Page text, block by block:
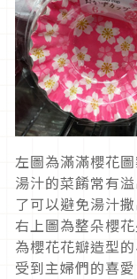
左圖為滿滿櫻花
湯汁的菜餚常有
了可以避免湯汁
右上圖為整朵櫻
為櫻花花瓣造型
受到主婦們的喜愛